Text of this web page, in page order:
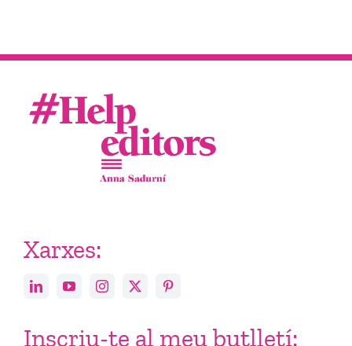
Xarxes:
Inscriu-te al meu butlletí: